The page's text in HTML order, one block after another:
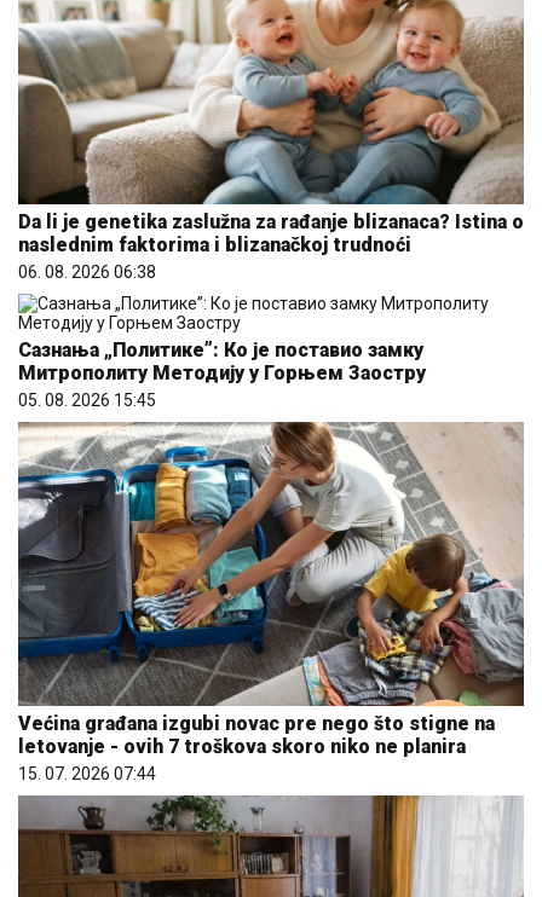
Da li je genetika zaslužna za rađanje blizanaca? Istina o
naslednim faktorima i blizanačkoj trudnoći
06. 08. 2026 06:38
Сазнања „Политике”: Ко је поставио замку
Митрополиту Методију у Горњем Заостру
05. 08. 2026 15:45
Većina građana izgubi novac pre nego što stigne na
letovanje - ovih 7 troškova skoro niko ne planira
15. 07. 2026 07:44